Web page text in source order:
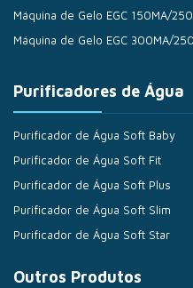
Máquina de Gelo EGC 150MA/250
Máquina de Gelo EGC 300MA/250
Purificadores de Água
Purificador de Água Soft Baby
Purificador de Água Soft Fit
Purificador de Água Soft Plus
Purificador de Água Soft Slim
Purificador de Água Soft Star
Outros Produtos